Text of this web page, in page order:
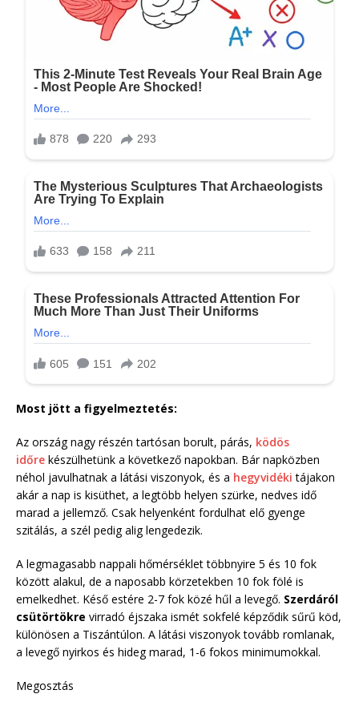
Most jött a figyelmeztetés:
Az ország nagy részén tartósan borult, párás, ködös
időre készülhetünk a következő napokban. Bár napközben
néhol javulhatnak a látási viszonyok, és a hegyvidéki tájakon
akár a nap is kisüthet, a legtöbb helyen szürke, nedves idő
marad a jellemző. Csak helyenként fordulhat elő gyenge
szitálás, a szél pedig alig lengedezik.
A legmagasabb nappali hőmérséklet többnyire 5 és 10 fok
között alakul, de a naposabb körzetekben 10 fok fölé is
emelkedhet. Késő estére 2-7 fok közé hűl a levegő. Szerdáról
csütörtökre virradó éjszaka ismét sokfelé képződik sűrű köd,
különösen a Tiszántúlon. A látási viszonyok tovább romlanak,
a levegő nyirkos és hideg marad, 1-6 fokos minimumokkal.
Megosztás